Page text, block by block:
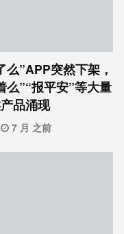
么”APP突然下架，
么”“报平安”等大量
品涌现
7 月 之前